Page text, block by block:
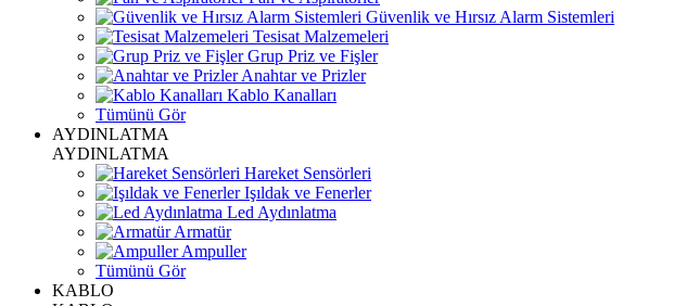
Güvenlik ve Hırsız Alarm Sistemleri
Tesisat Malzemeleri
Grup Priz ve Fişler
Anahtar ve Prizler
Kablo Kanalları
Tümünü Gör
AYDINLATMA
AYDINLATMA
Hareket Sensörleri
Işıldak ve Fenerler
Led Aydınlatma
Armatür
Ampuller
Tümünü Gör
KABLO